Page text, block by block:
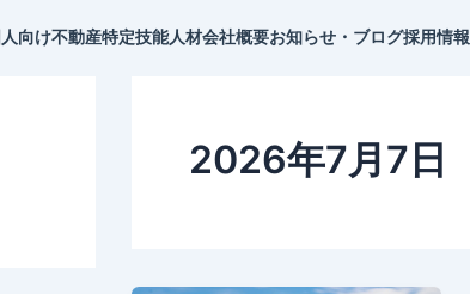
向け不動産特定技能人材会社概要お知らせ・ブログ採用情報
2026年7月7日